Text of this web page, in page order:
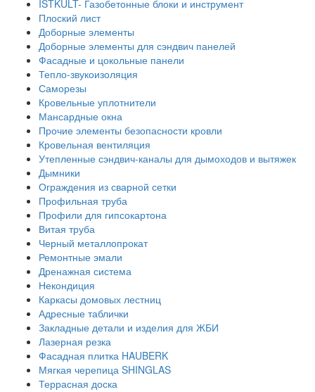
ISTKULT- Газобетонные блоки и инструмент
Плоский лист
Доборные элементы
Доборные элементы для сэндвич панелей
Фасадные и цокольные панели
Тепло-звукоизоляция
Саморезы
Кровельные уплотнители
Мансардные окна
Прочие элементы безопасности кровли
Кровельная вентиляция
Утепленные сэндвич-каналы для дымоходов и вытяжек
Дымники
Ограждения из сварной сетки
Профильная труба
Профили для гипсокартона
Витая труба
Черный металлопрокат
Ремонтные эмали
Дренажная система
Некондиция
Каркасы домовых лестниц
Адресные таблички
Закладные детали и изделия для ЖБИ
Лазерная резка
Фасадная плитка HAUBERK
Мягкая черепица SHINGLAS
Террасная доска